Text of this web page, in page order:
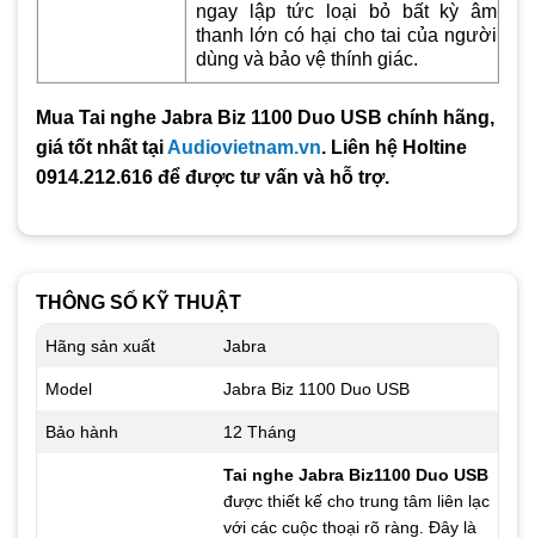
ngay lập tức loại bỏ bất kỳ âm
thanh lớn có hại cho tai của người
dùng và bảo vệ thính giác.
Mua Tai nghe Jabra Biz 1100 Duo USB chính hãng,
giá tốt nhất tạiAudiovietnam.vn. Liên hệ Holtine
0914.212.616 để được tư vấn và hỗ trợ.
THÔNG SỐ KỸ THUẬT
Hãng sản xuất Jabra
Model Jabra Biz 1100 Duo USB
Bảo hành 12 Tháng
Tai nghe Jabra Biz1100 Duo USB
được thiết kế cho trung tâm liên lạc
với các cuộc thoại rõ ràng. Đây là